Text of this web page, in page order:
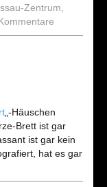
Zentrum
„-Häuschen
Brett ist gar
ist gar kein
hat es gar